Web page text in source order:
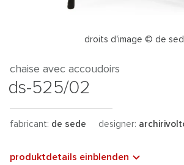
droits d'image © de
chaise avec accoudoirs
ds-525/02
fabricant: de sede designer:
produktdetails einblenden